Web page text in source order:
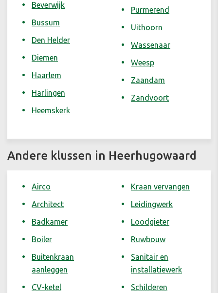
Beverwijk
Bussum
Den Helder
Diemen
Haarlem
Harlingen
Heemskerk
Purmerend
Uithoorn
Wassenaar
Weesp
Zaandam
Zandvoort
Andere klussen in Heerhugowaard
Airco
Architect
Badkamer
Boiler
Buitenkraan
aanleggen
CV-ketel
Kraan vervangen
Leidingwerk
Loodgieter
Ruwbouw
Sanitair en
installatiewerk
Schilderen